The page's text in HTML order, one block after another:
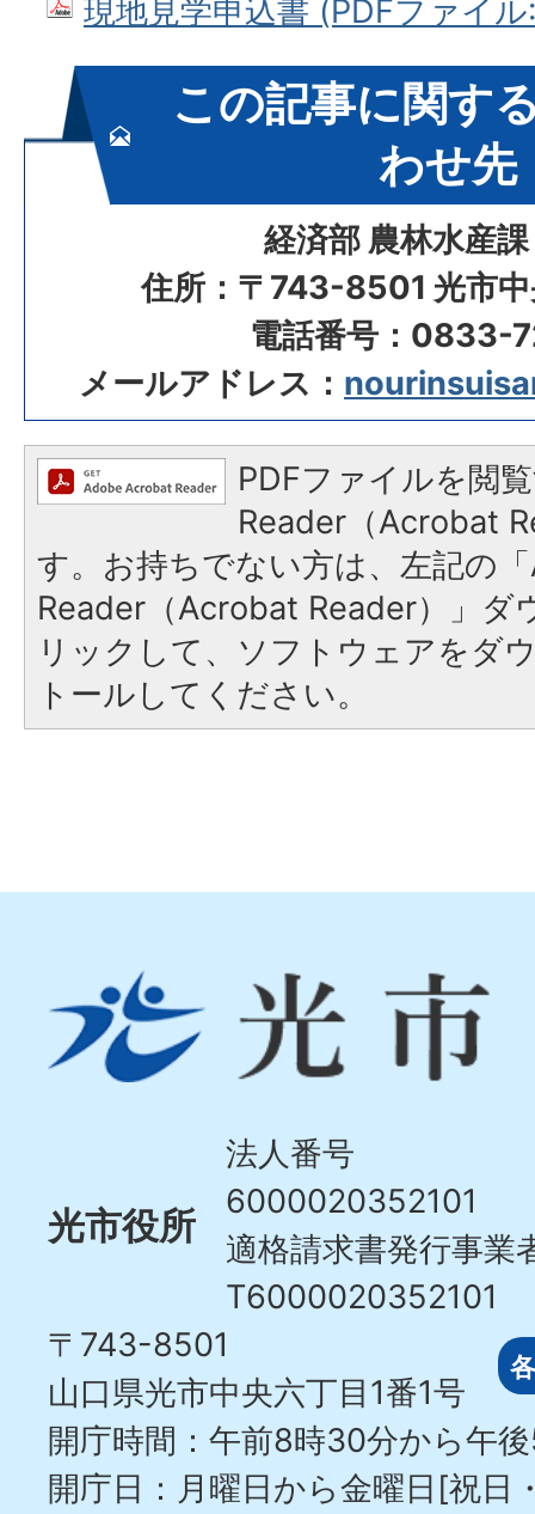
現地見学申込書 (PDFファイ
この記事に関す
わせ先
経済部 農林水産
住所：〒743-8501 光市中
電話番号：0833-
メールアドレス：
PDFファイルを閲
Reader（Acrobat
す。お持ちでない方は、左記の
Reader（Acrobat Reader）」ダ
リックして、ソフトウェアをダ
トールしてください。
市
Hikari
光市役所
法人番号
6000020352101
適格請求書発行事業
T6000020352101
〒743-8501
山口県光市中央六丁目1番1号
開庁時間：午前8時30分から午
開庁日：月曜日から金曜日[祝日